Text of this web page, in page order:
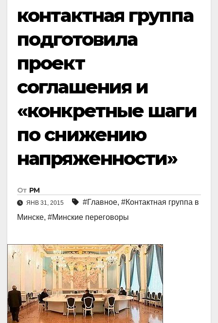
контактная группа
подготовила
проект
соглашения и
«конкретные шаги
по снижению
напряженности»
От РМ
ЯНВ 31, 2015 #Главное, #Контактная группа в
Минске, #Минские переговоры